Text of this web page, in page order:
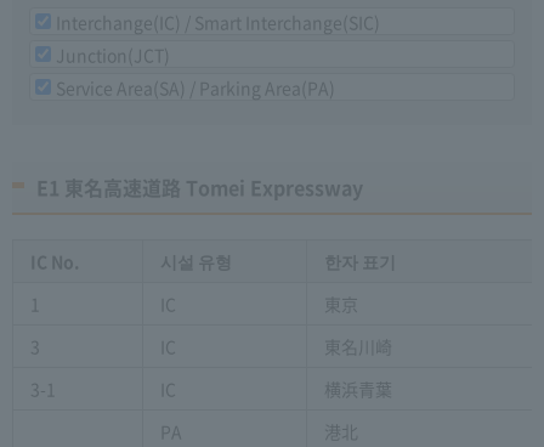
Interchange(IC) / Smart Interchange(SIC)
Junction(JCT)
Service Area(SA) / Parking Area(PA)
E1 東名高速道路 Tomei Expressway
1
IC
東京
3
IC
東名川崎
3-1
IC
横浜青葉
PA
港北